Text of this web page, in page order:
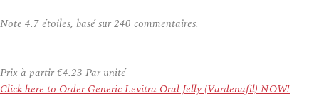
Note 4.7étoiles, basé sur240 commentaires.
Prix à partir€4.23 Par unité
Click here to Order Generic Levitra Oral Jelly (Vardenafil) NOW!